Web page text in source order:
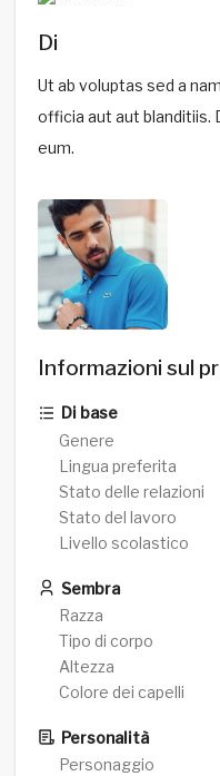
Di
Ut ab voluptas sed a
officia aut aut
eum.
Informazioni sul
Di base
Genere
Lingua preferita
Stato delle relazioni
Stato del lavoro
Livello scolastico
Sembra
Razza
Tipo di corpo
Altezza
Colore dei capelli
Personalità
Personaggio